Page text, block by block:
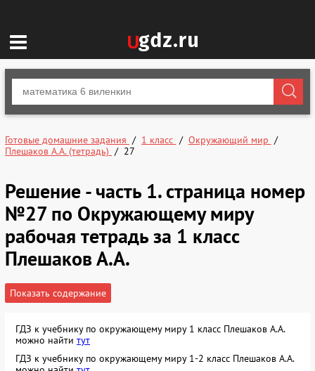
Готовые домашние задания 1 класс
Окружающий мир
Плешаков А.А. (тетрадь)
27
Решение - часть 1. страница номер
№27 по Окружающему миру
рабочая тетрадь за 1 класс
Плешаков А.А.
Показать содержание
ГДЗ к учебнику по окружающему миру 1 класс Плешаков А.А.
можно найти тут
ГДЗ к учебнику по окружающему миру 1-2 класс Плешаков А.А.